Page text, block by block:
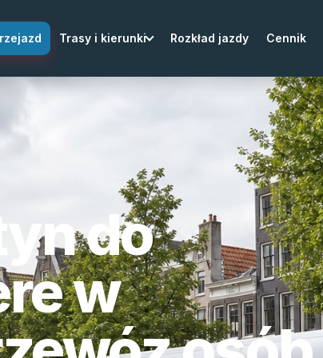
Trasy i kierunki Rozkład jazdy Cennik
do
w